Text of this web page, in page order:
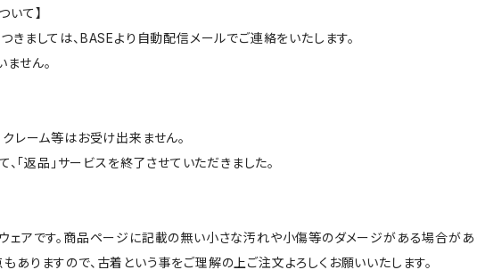
いて】
きましては、BASEより自動配信メールでご連絡をいたします。
せん。
クレーム等はお受け出来ません。
「返品」サービスを終了させていただきました。
ェアです。商品ページに記載の無い小さな汚れや小傷等のダメージがある場合があ
ありますので、古着という事をご理解の上ご注文よろしくお願いいたします。